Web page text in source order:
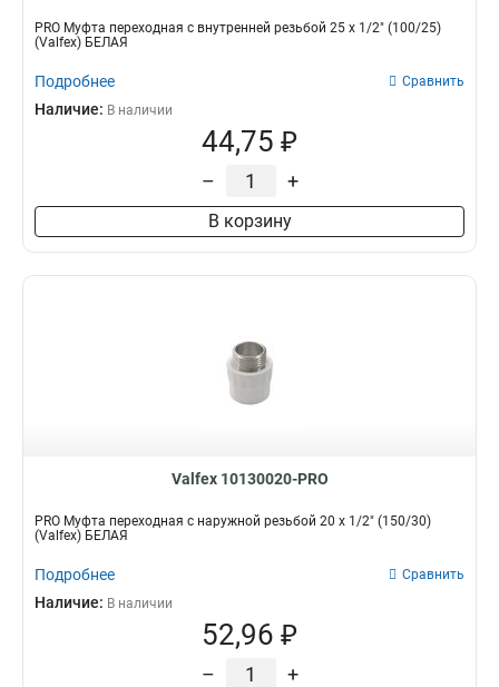
PRO Муфта переходная с внутренней резьбой 25 x 1/2" (100/25)
(Valfex) БЕЛАЯ
Подробнее Сравнить
Наличие: В наличии
44,75 ₽
– +
В корзину
Valfex 10130020-PRO
PRO Муфта переходная с наружной резьбой 20 x 1/2" (150/30)
(Valfex) БЕЛАЯ
Подробнее Сравнить
Наличие: В наличии
52,96 ₽
– +